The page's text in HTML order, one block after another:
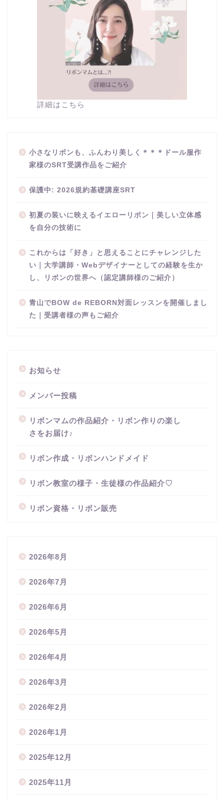
詳細はこちら
小さなリボンも、ふんわり美しく＊＊＊ドール服作
家様のSRT受講作品をご紹介
保護中: 2026規約基礎講座SRT
初夏の装いに映えるイエローリボン｜美しい立体感
を自分の技術に
これからは「好き」と思えることにチャレンジした
い｜大学講師・Webデザイナーとしての経験を生か
し、リボンの世界へ（認定講師様のご紹介）
青山でBOW de REBORN対面レッスンを開催しまし
た｜受講者様の声もご紹介
お知らせ
メンバー投稿
リボンマムの作品紹介・リボン作りの楽し
さをお届け♪
リボン作成・リボンハンドメイド
リボン教室の様子・生徒様の作品紹介♡
リボン資格・リボン販売
2026年8月
2026年7月
2026年6月
2026年5月
2026年4月
2026年3月
2026年2月
2026年1月
2025年12月
2025年11月